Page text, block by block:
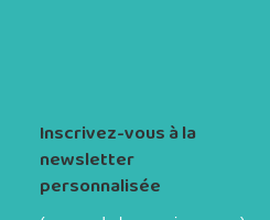
Inscrivez-vous à la
newsletter
personnalisée